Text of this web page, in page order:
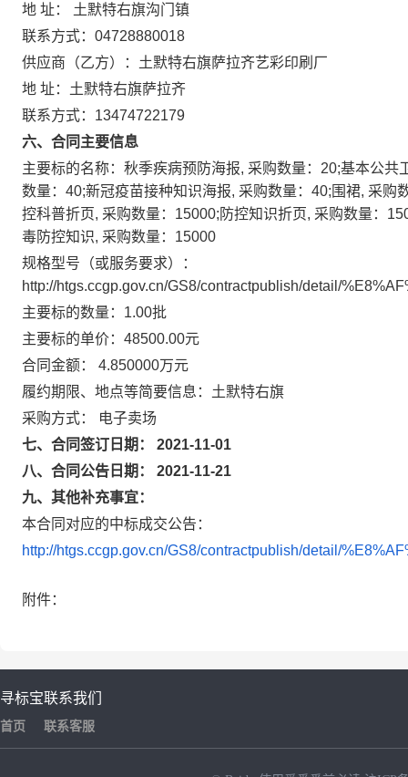
地 址： 土默特右旗沟门镇
联系方式：04728880018
供应商（乙方）：土默特右旗萨拉齐艺彩印刷厂
地 址：土默特右旗萨拉齐
联系方式：13474722179
六、合同主要信息
主要标的名称：秋季疾病预防海报, 采购数量：20;基本公
数量：40;新冠疫苗接种知识海报, 采购数量：40;围裙, 采
控科普折页, 采购数量：15000;防控知识折页, 采购数量：
毒防控知识, 采购数量：15000
规格型号（或服务要求）：
http://htgs.ccgp.gov.cn/GS8/contractpublish/detail/
主要标的数量：1.00批
主要标的单价：48500.00元
合同金额： 4.850000万元
履约期限、地点等简要信息：土默特右旗
采购方式： 电子卖场
七、合同签订日期： 2021-11-01
八、合同公告日期： 2021-11-21
九、其他补充事宜：
本合同对应的中标成交公告：
http://htgs.ccgp.gov.cn/GS8/contractpublish/detail/
附件：
寻标宝
首页
联系我们
联系客服